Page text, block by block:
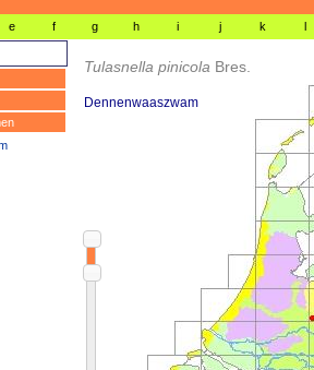
e f g h i j k l
Tulasnella pinicola Bres.
Dennenwaaszwam